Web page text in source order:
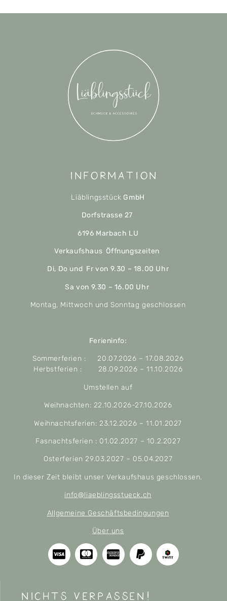
Information
Liäblingsstück GmbH
Dorfstrasse 27
6196 Marbach LU
Verkaufshaus Öffnungszeiten
Di, Do und Fr von 9.30 – 18.00 Uhr
Sa von 9.30 – 16.00 Uhr
Montag, Mittwoch und Sonntag geschlossen
Ferieninfo:
Sommerferien : 20.07.2026 – 17.08.2026
Herbstferien : 28.09.2026 – 11.10.2026
Umstellen auf
Weihnachten: 22.10.2026-27.10.2026
Weihnachtsferien: 23.12.2026 – 11.01.2027
Fasnachtsferien : 01.02.2027 – 10.2.2027
Osterferien 29.03.2027 – 05.04.2027
In dieser Zeit bleibt unser Verkaufshaus geschlossen.
info@liaeblingsstueck.ch
Allgemeine Geschäftsbedingungen
Über uns
nichts verpassen!